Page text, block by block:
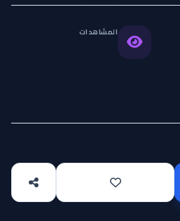
المشاهدات